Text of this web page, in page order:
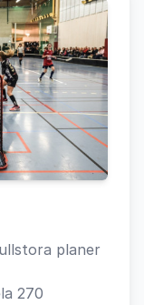
planer
270